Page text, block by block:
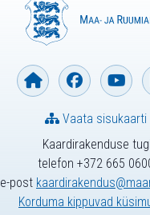
Kaardirakenduse
telefon +372 665
e-post
Korduma kippuvad
Vaata sisukaarti